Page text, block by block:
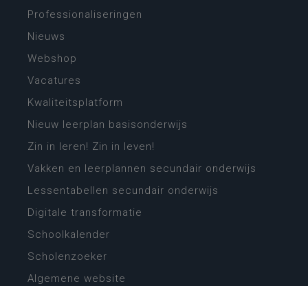
Professionaliseringen
Nieuws
Webshop
Vacatures
Kwaliteitsplatform
Nieuw leerplan basisonderwijs
Zin in leren! Zin in leven!
Vakken en leerplannen secundair onderwijs
Lessentabellen secundair onderwijs
Digitale transformatie
Schoolkalender
Scholenzoeker
Algemene website